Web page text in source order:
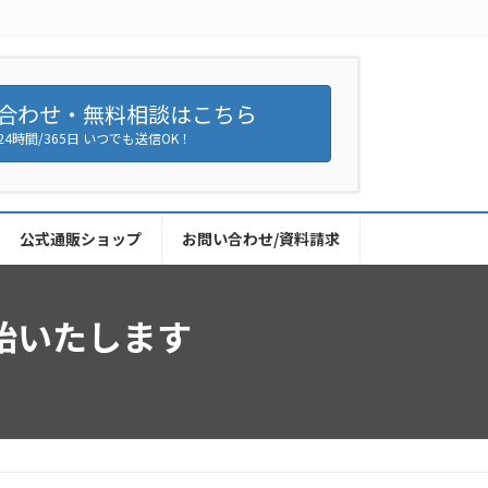
わせ・無料相談はこちら
時間/365日 いつでも送信OK！
公式通販ショップ お問い合わせ/資料請求
いたします